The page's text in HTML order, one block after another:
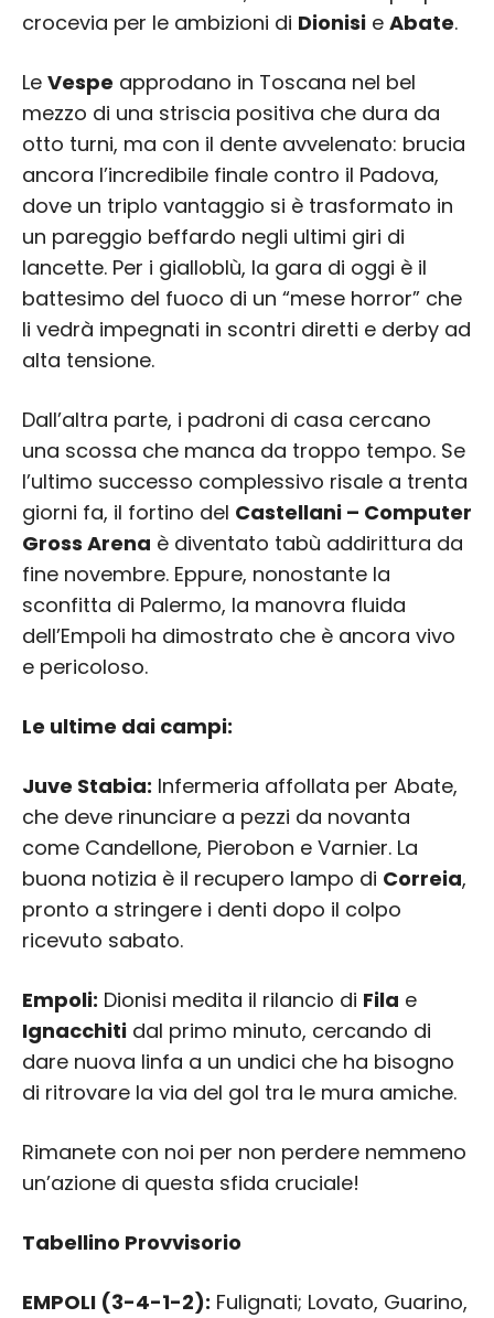
crocevia per le ambizioni di Dionisi e Abate.
Le Vespe approdano in Toscana nel bel
mezzo di una striscia positiva che dura da
otto turni, ma con il dente avvelenato: brucia
ancora l’incredibile finale contro il Padova,
dove un triplo vantaggio si è trasformato in
un pareggio beffardo negli ultimi giri di
lancette. Per i gialloblù, la gara di oggi è il
battesimo del fuoco di un “mese horror” che
li vedrà impegnati in scontri diretti e derby ad
alta tensione.
Dall’altra parte, i padroni di casa cercano
una scossa che manca da troppo tempo. Se
l’ultimo successo complessivo risale a trenta
giorni fa, il fortino del Castellani – Computer
Gross Arena è diventato tabù addirittura da
fine novembre. Eppure, nonostante la
sconfitta di Palermo, la manovra fluida
dell’Empoli ha dimostrato che è ancora vivo
e pericoloso.
Le ultime dai campi:
Juve Stabia: Infermeria affollata per Abate,
che deve rinunciare a pezzi da novanta
come Candellone, Pierobon e Varnier. La
buona notizia è il recupero lampo di Correia,
pronto a stringere i denti dopo il colpo
ricevuto sabato.
Empoli: Dionisi medita il rilancio di Fila e
Ignacchiti dal primo minuto, cercando di
dare nuova linfa a un undici che ha bisogno
di ritrovare la via del gol tra le mura amiche.
Rimanete con noi per non perdere nemmeno
un’azione di questa sfida cruciale!
Tabellino Provvisorio
EMPOLI (3-4-1-2): Fulignati; Lovato, Guarino,